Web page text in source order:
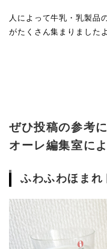
人によって牛乳・乳製品
がたくさん集まりました
ぜひ投稿の参考に
オーレ編集室に
ふわふわほまれ